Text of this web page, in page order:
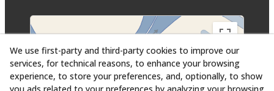
We use first-party and third-party cookies to improve our
services, for technical reasons, to enhance your browsing
experience, to store your preferences, and, optionally, to show